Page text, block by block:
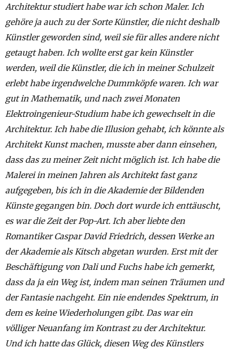
Architektur studiert habe war ich schon Maler. Ich
gehöre ja auch zu der Sorte Künstler, die nicht deshalb
Künstler geworden sind, weil sie für alles andere nicht
getaugt haben. Ich wollte erst gar kein Künstler
werden, weil die Künstler, die ich in meiner Schulzeit
erlebt habe irgendwelche Dummköpfe waren. Ich war
gut in Mathematik, und nach zwei Monaten
Elektroingenieur-Studium habe ich gewechselt in die
Architektur. Ich habe die Illusion gehabt, ich könnte als
Architekt Kunst machen, musste aber dann einsehen,
dass das zu meiner Zeit nicht möglich ist. Ich habe die
Malerei in meinen Jahren als Architekt fast ganz
aufgegeben, bis ich in die Akademie der Bildenden
Künste gegangen bin. Doch dort wurde ich enttäuscht,
es war die Zeit der Pop-Art. Ich aber liebte den
Romantiker Caspar David Friedrich, dessen Werke an
der Akademie als Kitsch abgetan wurden. Erst mit der
Beschäftigung von Dali und Fuchs habe ich gemerkt,
dass da ja ein Weg ist, indem man seinen Träumen und
der Fantasie nachgeht. Ein nie endendes Spektrum, in
dem es keine Wiederholungen gibt. Das war ein
völliger Neuanfang im Kontrast zu der Architektur.
Und ich hatte das Glück, diesen Weg des Künstlers